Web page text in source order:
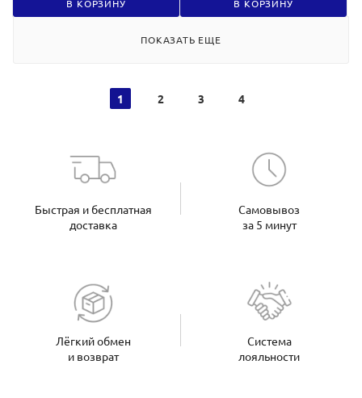
В КОРЗИНУ В КОРЗИНУ
ПОКАЗАТЬ ЕЩЕ
1 2 3 4
Быстрая и бесплатная
доставка
Самовывоз
за 5 минут
Лёгкий обмен
и возврат
Система
лояльности